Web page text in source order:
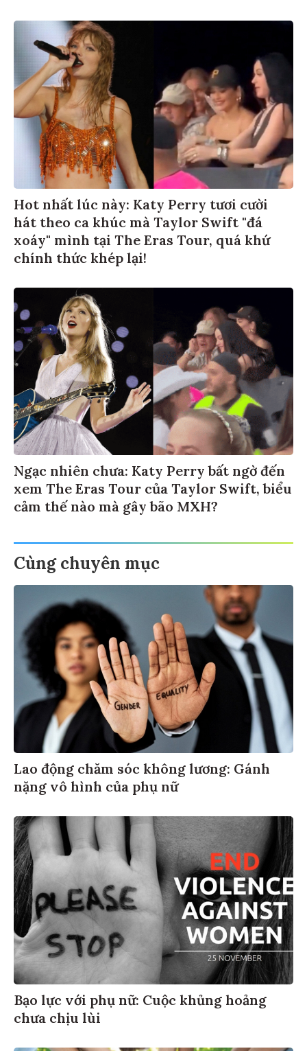
Hot nhất lúc này: Katy Perry tươi cười
hát theo ca khúc mà Taylor Swift "đá
xoáy" mình tại The Eras Tour, quá khứ
chính thức khép lại!
Ngạc nhiên chưa: Katy Perry bất ngờ đến
xem The Eras Tour của Taylor Swift, biểu
cảm thế nào mà gây bão MXH?
Cùng chuyên mục
Lao động chăm sóc không lương: Gánh
nặng vô hình của phụ nữ
Bạo lực với phụ nữ: Cuộc khủng hoảng
chưa chịu lùi